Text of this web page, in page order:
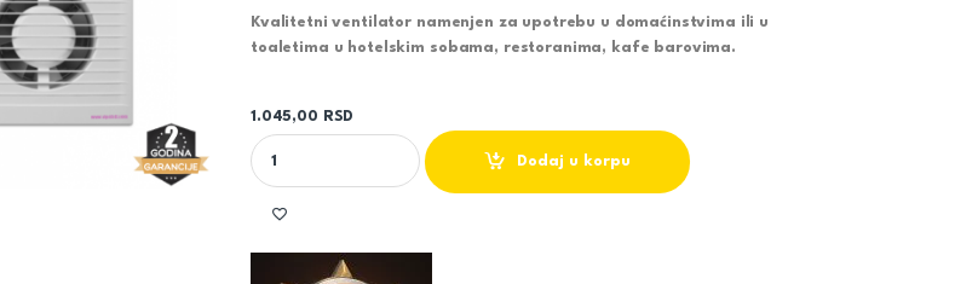
Kvalitetni ventilator namenjen za upotrebu u domaćinstvima ili u
toaletima u hotelskim sobama, restoranima, kafe barovima.
1.045,00
RSD
KUPATILSKI VENTILATOR FI-100 quantity
Dodaj u korpu